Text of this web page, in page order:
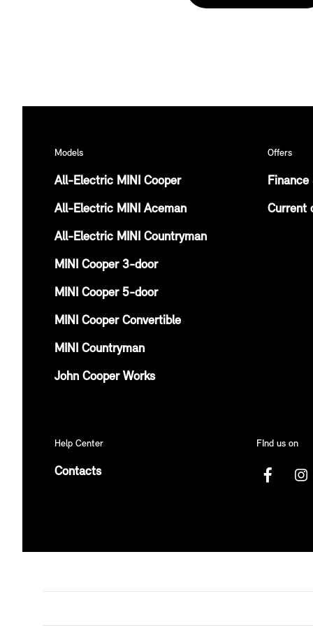
Models
All-Electric MINI Cooper
All-Electric MINI Aceman
All-Electric MINI Countryman
MINI Cooper 3-door
MINI Cooper 5-door
MINI Cooper Convertible
MINI Countryman
John Cooper Works
Offers
Finance
Current
Help Center
Contacts
FInd us on